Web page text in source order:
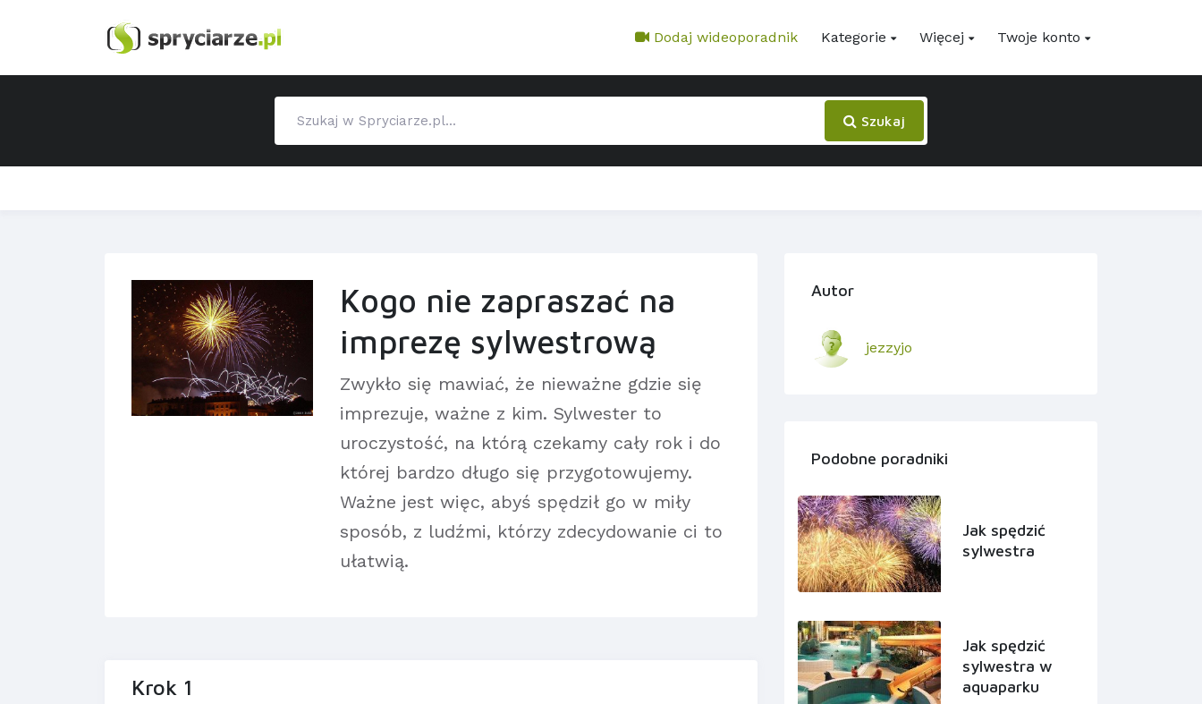
Dodaj wideoporadnik Kategorie Więcej Twoje konto
Szukaj
Kogo nie zapraszać na
imprezę sylwestrową
Zwykło się mawiać, że nieważne gdzie się
imprezuje, ważne z kim. Sylwester to
uroczystość, na którą czekamy cały rok i do
której bardzo długo się przygotowujemy.
Ważne jest więc, abyś spędził go w miły
sposób, z ludźmi, którzy zdecydowanie ci to
ułatwią.
Krok 1
Autor
jezzyjo
Podobne poradniki
Jak spędzić
sylwestra
Jak spędzić
sylwestra w
aquaparku